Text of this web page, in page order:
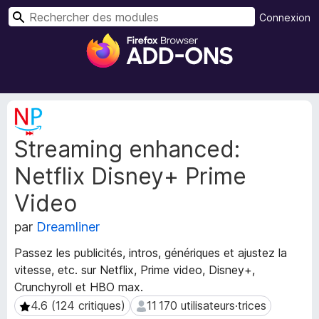
M
o
u
s
p
o
n
v
i
Connexion
R
Streaming enhanced:
Netflix Disney+ Prime
Video
par Dreamliner
Passez les publicités, intros, génériques et ajustez la
vitesse, etc. sur Netflix, Prime video, Disney+,
Crunchyroll et HBO max.
4.6 (124 critiques)
4.6 (124 critiques) 11 170 utilisateurs·trices
11 170 utilisateurs·trices
M
é
t
a
d
o
n
é
e
d
e
l